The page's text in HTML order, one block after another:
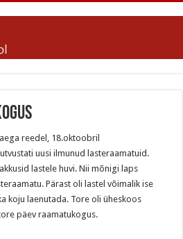
reedel, 18.oktoobril
uusi ilmunud lasteraamatuid.
lastele huvi. Nii mõnigi laps
Pärast oli lastel võimalik ise
koju laenutada. Tore oli üheskoos
päev raamatukogus.